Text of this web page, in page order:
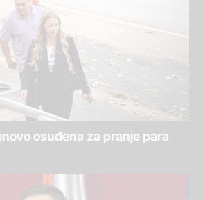
osuđena za pranje para